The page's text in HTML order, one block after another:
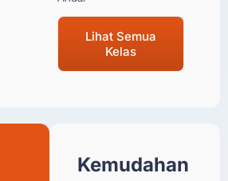
Lihat Semua
Kelas
Kemudahan